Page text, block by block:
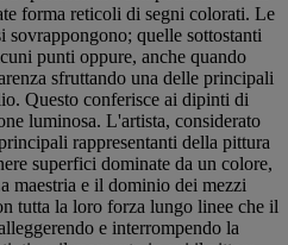
forma reticoli di segni colorati. Le
sovrappongono; quelle sottostanti
punti oppure, anche quando
sfruttando una delle principali
Questo conferisce ai dipinti di
luminosa. L'artista, considerato
rappresentanti della pittura
superfici dominate da un colore,
maestria e il dominio dei mezzi
tutta la loro forza lungo linee che il
e interrompendo la